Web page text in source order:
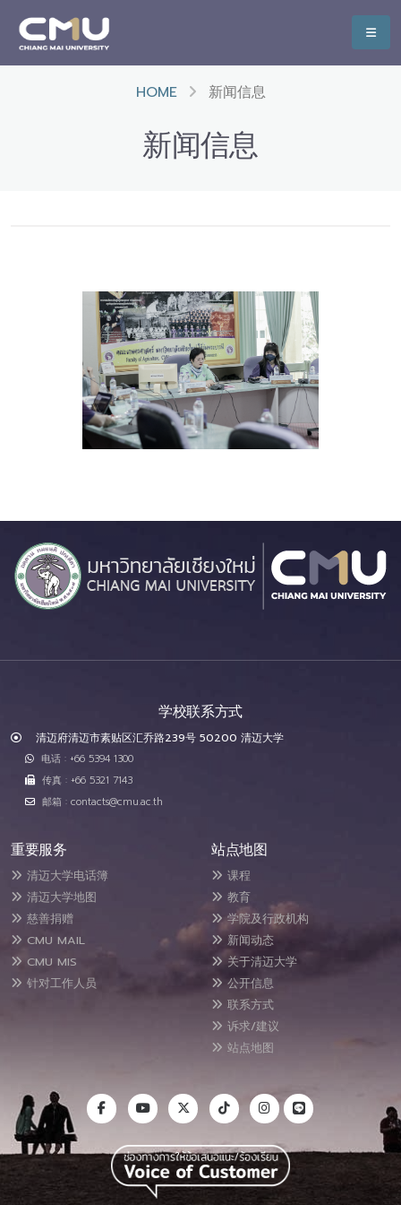
HOME 新闻信息
新闻信息
学校联系方式
清迈府清迈市素贴区汇乔路239号 50200 清迈大学
电话 : +66 5394 1300
传真 : +66 5321 7143
邮箱 : contacts@cmu.ac.th
重要服务
清迈大学电话簿
清迈大学地图
慈善捐赠
CMU MAIL
CMU MIS
针对工作人员
站点地图
课程
教育
学院及行政机构
新闻动态
关于清迈大学
公开信息
联系方式
诉求/建议
站点地图